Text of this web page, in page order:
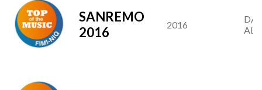
SANREMO
2016
2016
AL